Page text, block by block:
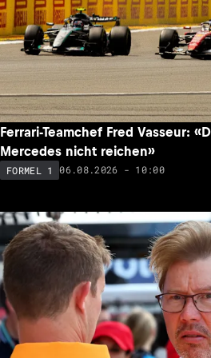
Ferrari-Teamchef Fred Vasseur:
Mercedes nicht reichen»
FORMEL 1 06.08.2026 - 10:00